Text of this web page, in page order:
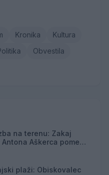
Kronika
Kultura
Obvestila
na terenu: Zakaj
Aškerca pomeni
plaži: Obiskovalec